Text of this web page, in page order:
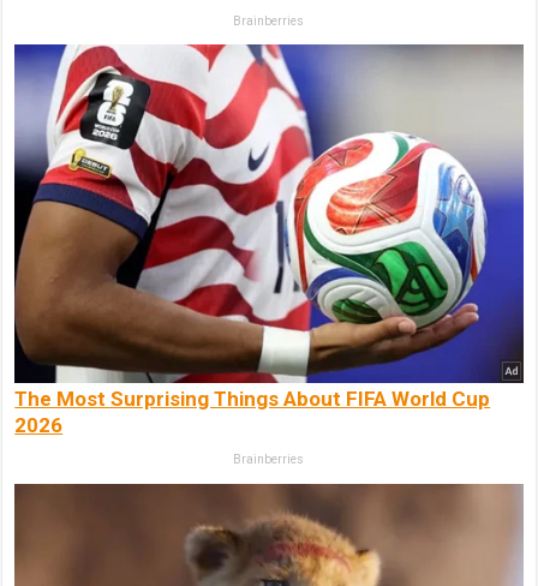
Brainberries
The Most Surprising Things About FIFA World Cup
2026
Brainberries